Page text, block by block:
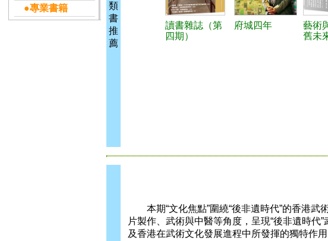
●專業書籍
類
書
推
薦
讀書雜誌（第
四期）
府城四年
藝術
舊未
本期“文化焦點”圍繞“後非遺時代”的香港武
片製作、武術與中醫等角度，呈現“後非遺時
及香港在武術文化發展進程中所發揮的獨特作用